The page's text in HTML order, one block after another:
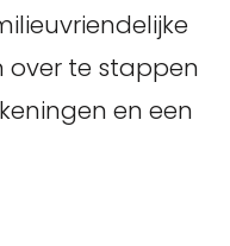
over te stappen
en een